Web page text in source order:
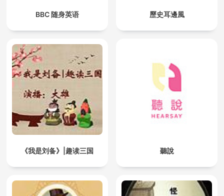
BBC 随身英语 歷史耳邊風
《我是刘备》|趣读三国 聽說